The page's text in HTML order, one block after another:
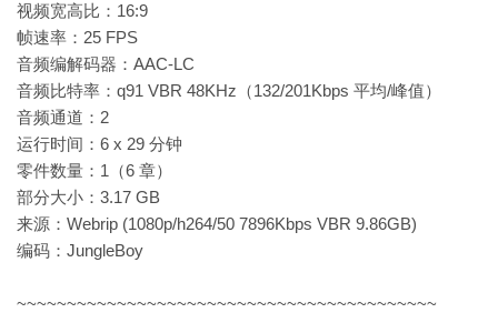
视频宽高比：16:9
帧速率：25 FPS
音频编解码器：AAC-LC
音频比特率：q91 VBR 48KHz（132/201Kbps 平均/峰值）
音频通道：2
运行时间：6 x 29 分钟
零件数量：1（6 章）
部分大小：3.17 GB
来源：Webrip (1080p/h264/50 7896Kbps VBR 9.86GB)
编码：JungleBoy
~~~~~~~~~~~~~~~~~~~~~~~~~~~~~~~~~~~~~~~~~~